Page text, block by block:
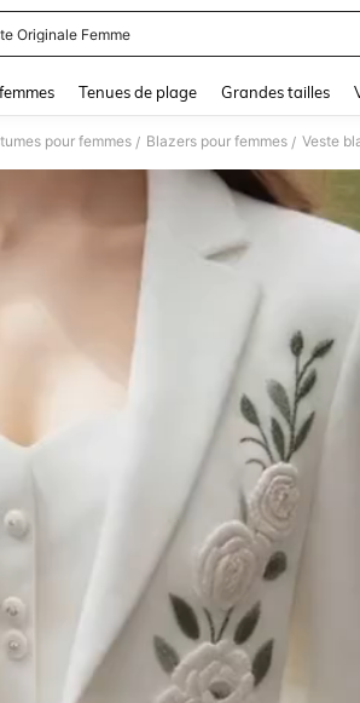
Originale Femme
Tenues de plage Grandes tailles
pour femmes / Blazers pour femmes /